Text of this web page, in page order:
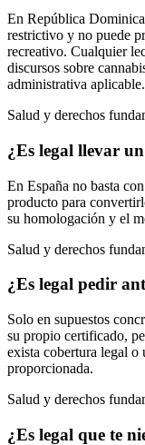
En República
restrictivo y no puede
recreativo. Cualquier
discursos sobre
administrativa aplicable.
Salud y derechos
¿Es legal llevar
En España no basta
producto para
su homologación y el
Salud y derechos
¿Es legal pedir
Solo en supuestos
su propio certificado,
exista cobertura legal o
proporcionada.
Salud y derechos
¿Es legal que te